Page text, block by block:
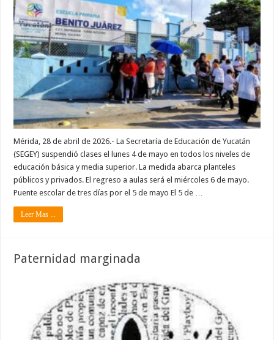
Mérida, 28 de abril de 2026.- La Secretaría de Educación de Yucatán
(SEGEY) suspendió clases el lunes 4 de mayo en todos los niveles de
educación básica y media superior. La medida abarca planteles
públicos y privados. El regreso a aulas será el miércoles 6 de mayo.
Puente escolar de tres días por el 5 de mayo El 5 de …
Leer Mas ...
Paternidad marginada